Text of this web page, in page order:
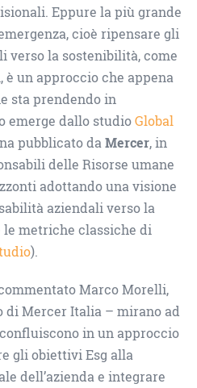
Eppure la più grande
cioè ripensare gli
la sostenibilità, come
un approccio che appena
sta prendendo in
emerge dallo studioGlobal
pubblicato daMercer, in
delle Risorse umane
adottando una visione
aziendali verso la
metriche classiche di
).
Marco Morelli,
di Mercer Italia – mirano ad
in un approccio
gli obiettivi Esg alla
dell’azienda e integrare